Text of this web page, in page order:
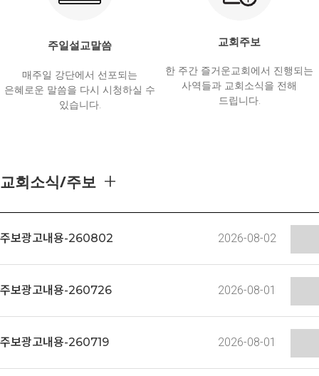
주일설교말씀
매주일 강단에서 선포되는
은혜로운 말씀을 다시 시청하실 수
있습니다.
교회주보
한 주간 즐거운교회에서 진행되는
사역들과 교회소식을 전해
드립니다.
교회소식/주보 +
주보광고내용-260802 2026-08-02
주보광고내용-260726 2026-08-01
주보광고내용-260719 2026-08-01